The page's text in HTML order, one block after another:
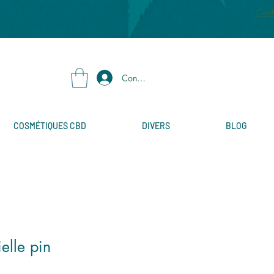
Connexion
COSMÉTIQUES CBD DIVERS BLOG
pin